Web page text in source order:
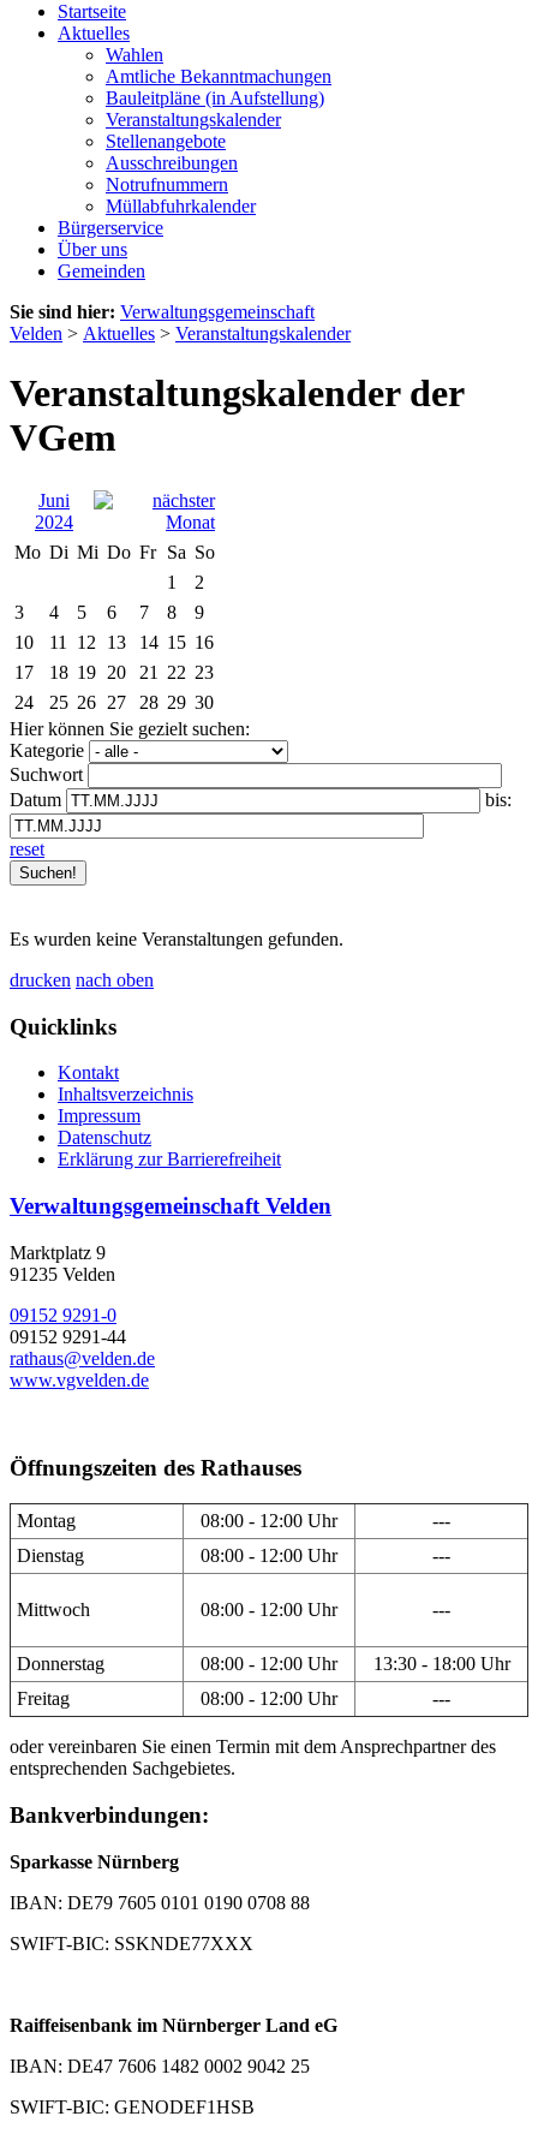
Startseite
Aktuelles
Wahlen
Amtliche Bekanntmachungen
Bauleitpläne (in Aufstellung)
Veranstaltungskalender
Stellenangebote
Ausschreibungen
Notrufnummern
Müllabfuhrkalender
Bürgerservice
Über uns
Gemeinden
Sie sind hier: Verwaltungsgemeinschaft
Velden > Aktuelles > Veranstaltungskalender
Veranstaltungskalender der
VGem
Juni
2024
Mo Di Mi Do Fr Sa So
1
2
3
4 5 6 7 8
9
10
11 12 13 14 15 16
17
18 19 20 21 22 23
24
25 26 27 28 29 30
Hier können Sie gezielt suchen:
Kategorie
Suchwort
Datum
bis:
reset
Es wurden keine Veranstaltungen gefunden.
drucken nach oben
Quicklinks
Kontakt
Inhaltsverzeichnis
Impressum
Datenschutz
Erklärung zur Barrierefreiheit
Verwaltungsgemeinschaft Velden
Marktplatz 9
91235 Velden
09152 9291-0
09152 9291-44
rathaus@velden.de
www.vgvelden.de
Öffnungszeiten des Rathauses
Montag 08:00 - 12:00 Uhr
---
Dienstag
08:00 - 12:00 Uhr ---
Mittwoch 08:00 - 12:00 Uhr ---
Donnerstag 08:00 - 12:00 Uhr
13:30 - 18:00 Uhr
Freitag
08:00 - 12:00 Uhr ---
oder vereinbaren Sie einen Termin mit dem Ansprechpartner des
entsprechenden Sachgebietes.
Bankverbindungen:
Sparkasse Nürnberg
IBAN: DE79 7605 0101 0190 0708 88
SWIFT-BIC: SSKNDE77XXX
Raiffeisenbank im Nürnberger Land eG
IBAN: DE47 7606 1482 0002 9042 25
SWIFT-BIC: GENODEF1HSB